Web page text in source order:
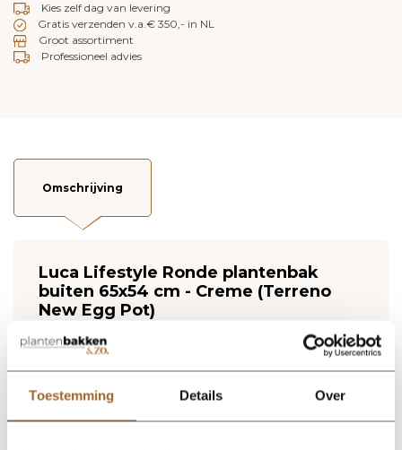
Toestemming Details Over
Kies zelf dag van levering
Gratis verzenden v.a.€ 350,- in NL
Groot assortiment
Professioneel advies
Omschrijving
Luca Lifestyle Ronde plantenbak
buiten 65x54 cm - Creme (Terreno
New Egg Pot)
proof!
Wij leveren rechtstreeks vanuit het magazijn van
zijn, nemen we contact met je op.